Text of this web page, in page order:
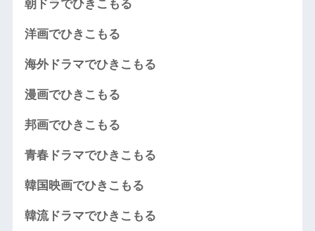
朝ドラでひきこもる
洋画でひきこもる
海外ドラマでひきこもる
漫画でひきこもる
邦画でひきこもる
青春ドラマでひきこもる
韓国映画でひきこもる
韓流ドラマでひきこもる